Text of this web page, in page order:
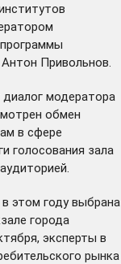
Привольнов.
модератора
обмен
в сфере
голосования зала
этом году выбрана
города
эксперты в
рынка